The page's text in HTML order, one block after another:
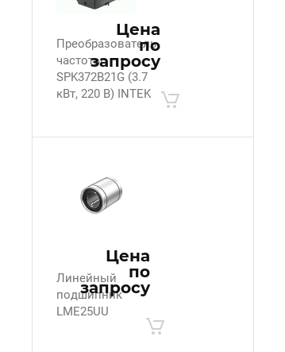
Преобразователь
частоты
SPK372B21G (3.7
кВт, 220 В) INTEK
Цена
по
запросу
Линейный
подшипник
LME25UU
Цена
по
запросу